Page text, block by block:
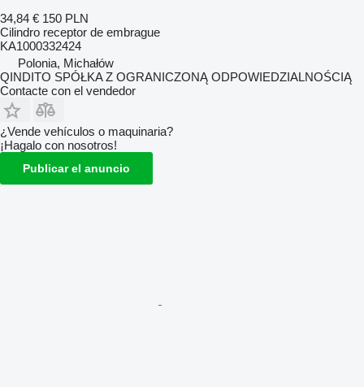
34,84 € 150 PLN
Cilindro receptor de embrague
KA1000332424
Polonia, Michałów
QINDITO SPÓŁKA Z OGRANICZONĄ ODPOWIEDZIALNOŚCIĄ
Contacte con el vendedor
¿Vende vehículos o maquinaria?
¡Hagalo con nosotros!
Publicar el anuncio